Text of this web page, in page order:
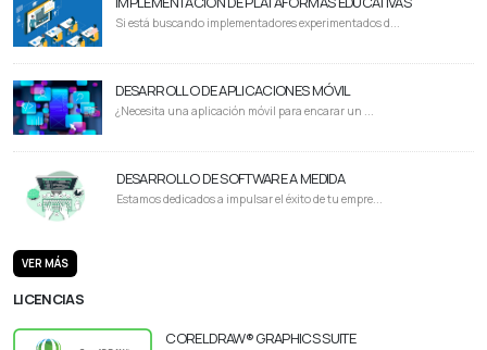
Si está buscando implementadores experimentados d...
DESARROLLO DE APLICACIONES MÓVIL
¿Necesita una aplicación móvil para encarar un ...
DESARROLLO DE SOFTWARE A MEDIDA
Estamos dedicados a impulsar el éxito de tu empre...
VER MÁS
LICENCIAS
CORELDRAW® GRAPHICS SUITE